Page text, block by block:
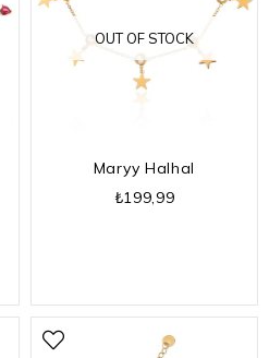
OUT OF STOCK
Maryy Halhal
₺199,99